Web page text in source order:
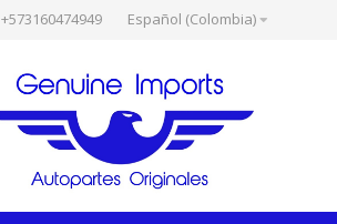
+573160474949 Español (Colombia)